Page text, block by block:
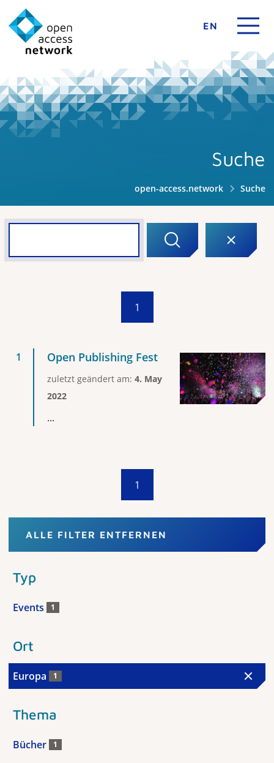
EN
Suche
open-access.network Suche
1
Open Publishing Fest
zuletzt geändert am: 4. May
2022
...
1
ALLE FILTER ENTFERNEN
Typ
Events 1
Ort
Europa 1
Thema
Bücher 1